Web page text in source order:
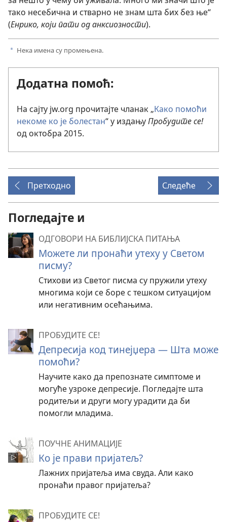
тако несебична и стварно не знам шта бих без ње“
(Енрико, који пати од анксиозности).
a Нека имена су промењена.
Додатна помоћ:
На сајту jw.org прочитајте чланак „Како помоћи
некоме ко је болестан“ у издањуПробудите се!
од октобра 2015.
Претходно Следеће
Погледајте и
ОДГОВОРИ НА БИБЛИЈСКА ПИТАЊА
Можете ли пронаћи утеху у Светом
писму?
Стихови из Светог писма су пружили утеху
многима који се боре с тешком ситуацијом
или негативним осећањима.
ПРОБУДИТЕ СЕ!
Депресија код тинејџера — Шта може
помоћи?
Научите како да препознате симптоме и
могуће узроке депресије. Погледајте шта
родитељи и други могу урадити да би
помогли младима.
ПОУЧНЕ АНИМАЦИЈЕ
Ко је прави пријатељ?
Лажних пријатеља има свуда. Али како
пронаћи правог пријатеља?
ПРОБУДИТЕ СЕ!